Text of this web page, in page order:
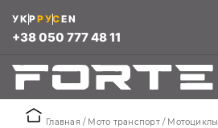
+38 050 777 48 11
УКРРУСEN
Главная Мото транспорт Мотоциклы